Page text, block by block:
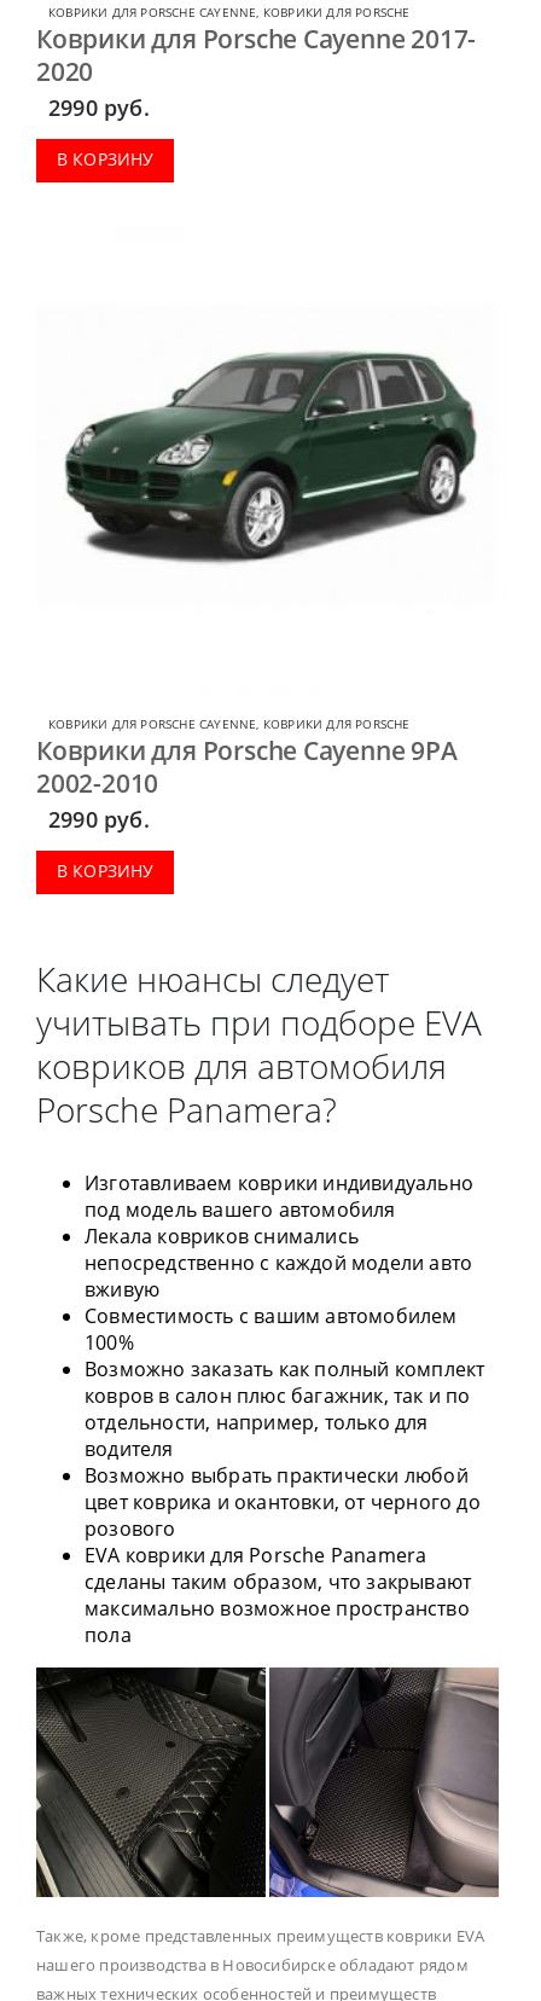
КОВРИКИ ДЛЯ PORSCHE CAYENNE, КОВРИКИ ДЛЯ PORSCHE
Коврики для Porsche Cayenne 2017-
2020
2990 руб.
В КОРЗИНУ
КОВРИКИ ДЛЯ PORSCHE CAYENNE, КОВРИКИ ДЛЯ PORSCHE
Коврики для Porsche Cayenne 9PA
2002-2010
2990 руб.
В КОРЗИНУ
Какие нюансы следует
учитывать при подборе EVA
ковриков для автомобиля
Porsche Panamera?
Изготавливаем коврики индивидуально
под модель вашего автомобиля
Лекала ковриков снимались
непосредственно с каждой модели авто
вживую
Совместимость с вашим автомобилем
100%
Возможно заказать как полный комплект
ковров в салон плюс багажник, так и по
отдельности, например, только для
водителя
Возможно выбрать практически любой
цвет коврика и окантовки, от черного до
розового
EVA коврики для Porsche Panamera
сделаны таким образом, что закрывают
максимально возможное пространство
пола
Также, кроме представленных преимуществ коврики EVA
нашего производства в Новосибирске обладают рядом
важных технических особенностей и преимуществ